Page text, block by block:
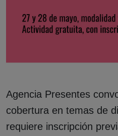
Agencia Presentes
cobertura en temas de
requiere inscripción